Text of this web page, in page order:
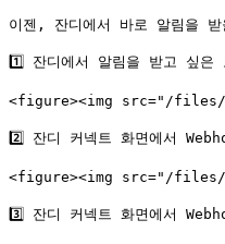
이젠, 잔디에서 바로 알림을
1️⃣ 잔디에서 알림을 받고 싶
<figure><img src="/files/
2️⃣ 잔디 커넥트 화면에서
<figure><img src="/files/
3️⃣ 잔디 커넥트 화면에서